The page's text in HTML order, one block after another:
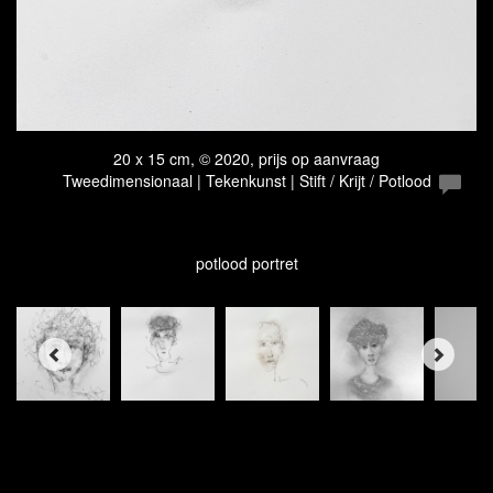
20 x 15 cm, © 2020, prijs op aanvraag
Tweedimensionaal | Tekenkunst | Stift / Krijt / Potlood
potlood portret